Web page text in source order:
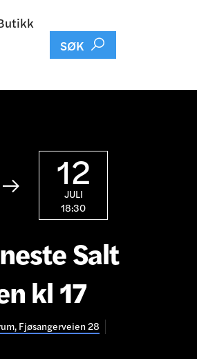
SØK 
 12
JULI
18:30
Salt
kl 17
Fjøsangerveien 28